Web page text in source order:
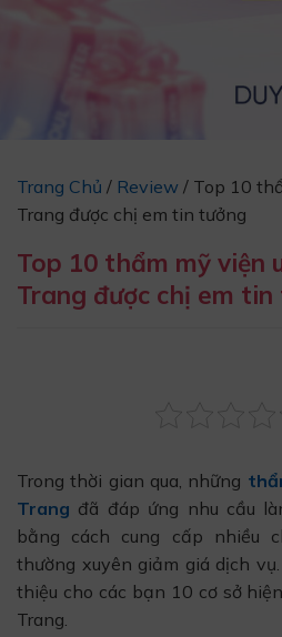
Trang Chủ / Review / Top 10
Trang được chị em tin tưởng
Top 10 thẩm mỹ viện
Trang được chị em tin
Trong thời gian qua, những
Trang đã đáp ứng nhu cầu
bằng cách cung cấp nhiều
thường xuyên giảm giá dịch
thiệu cho các bạn 10 cơ sở
Trang.